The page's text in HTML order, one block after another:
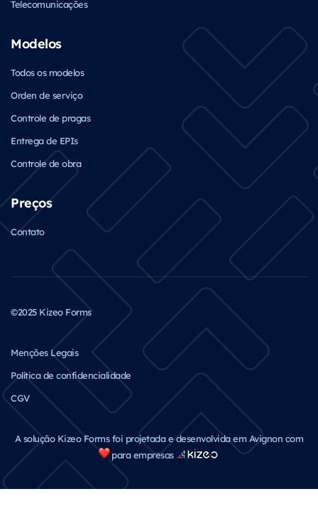
Telecomunicações
Modelos
Todos os modelos
Orden de serviço
Controle de pragas
Entrega de EPIs
Controle de obra
Preços
Contato
©2025 Kizeo Forms
A solução Kizeo Forms foi projetada e desenvolvida em Avignon com
para empresas
Menções Legais
Política de confidencialidade
CGV